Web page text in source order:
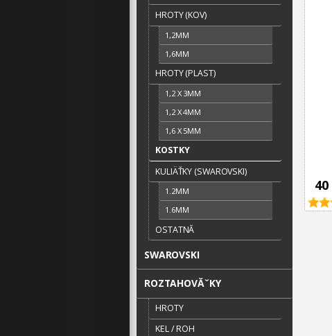
40
HROTY (KOV)
1,2MM
1,6MM
HROTY (PLAST)
1,2 X 3MM
1,2 X 4MM
1,6 X 5MM
KOSTKY
KULIÄŤKY (SWAROVSKI)
1.2MM
1.6MM
OSTATNĂ­
SWAROVSKI
ROZTAHOVĂˇKY
HROTY
KEL / ROH